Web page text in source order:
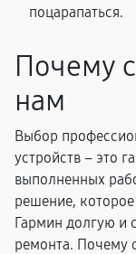
поцарапаться.
Почему
нам
Выбор
устройств – это
выполненных
решение,
Гармин долгую и
ремонта. Почему